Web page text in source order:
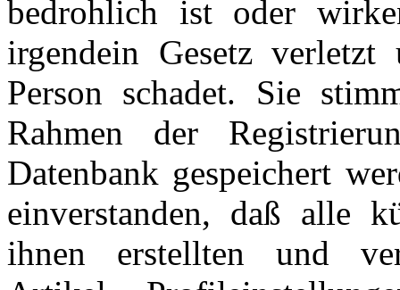
bedrohlich ist oder
irgendein Gesetz verletzt
Person schadet. Sie
Rahmen der
Datenbank gespeichert
einverstanden, daß alle
ihnen erstellten und